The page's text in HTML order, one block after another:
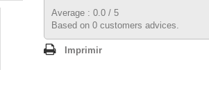
Average : 0.0 / 5
Based on 0 customers advices.
Imprimir